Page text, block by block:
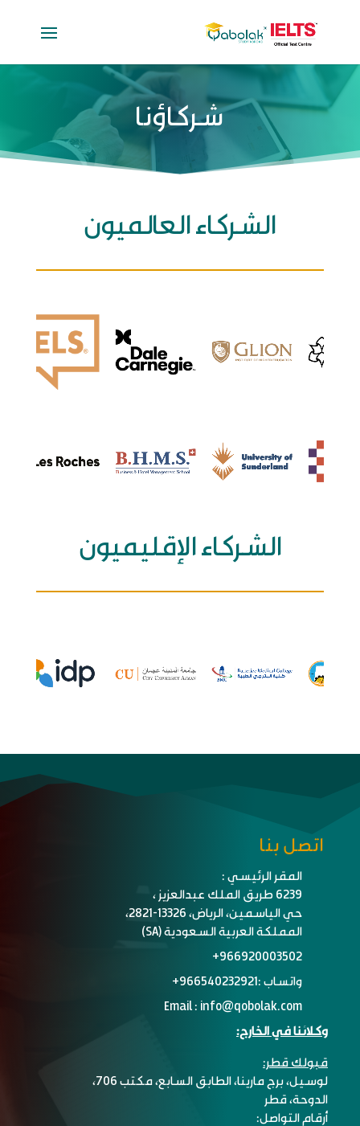
شركاؤنا
الشركاء العالميون
الشركاء الإقليميون
اتصل بنا
المقر الرئيسي :
6239 طريق الملك عبدالعزيز ،
حي الياسمين، الرياض، 13326-2821،
المملكة العربية السعودية (SA)
966920003502+‬
واتساب :966540232921+ ‬
Email : info@qobolak.com
وكلائنا في الخارج:
قبولك قطر:
لوسيل، برج مارينا، الطابق السابع، مكتب 706،
الدوحة، قطر
أرقام التواصل: